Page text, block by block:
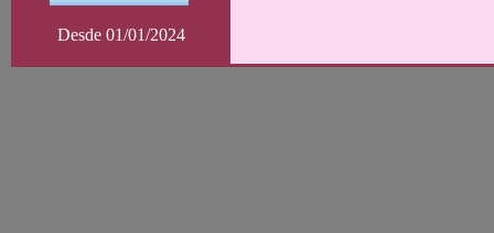
Desde 01/01/2024